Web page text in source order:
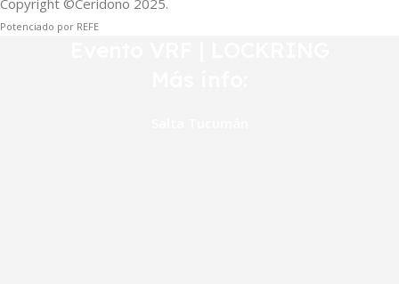
Potenciado por REFE